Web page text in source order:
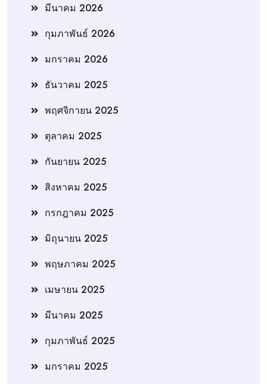
มีนาคม 2026
กุมภาพันธ์ 2026
มกราคม 2026
ธันวาคม 2025
พฤศจิกายน 2025
ตุลาคม 2025
กันยายน 2025
สิงหาคม 2025
กรกฎาคม 2025
มิถุนายน 2025
พฤษภาคม 2025
เมษายน 2025
มีนาคม 2025
กุมภาพันธ์ 2025
มกราคม 2025